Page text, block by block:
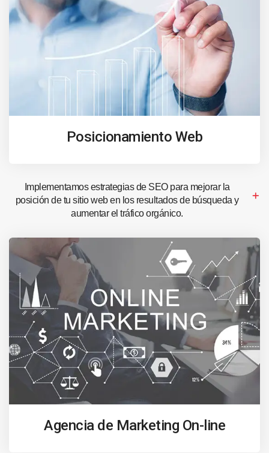
Posicionamiento Web
Implementamos estrategias de SEO para mejorar la
posición de tu sitio web en los resultados de búsqueda y
aumentar el tráfico orgánico.
Agencia de Marketing On-line